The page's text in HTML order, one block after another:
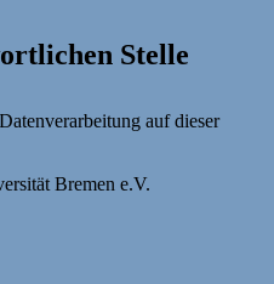
Stelle
auf dieser
Bremen e.V.